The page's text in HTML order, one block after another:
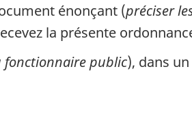
énonçant (préciser
la présente
fonctionnaire public), dans